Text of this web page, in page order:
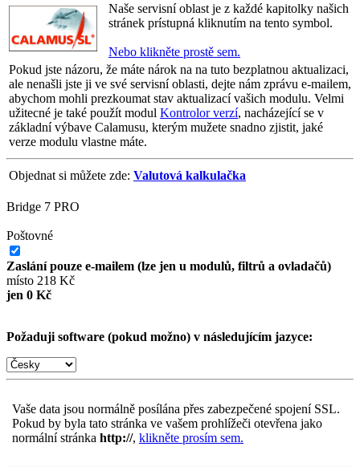
Naše servisní oblast je z každé kapitolky našich
stránek prístupná kliknutím na tento symbol.
Nebo klikněte prostě sem.
Pokud jste názoru, že máte nárok na na tuto bezplatnou aktualizaci,
ale nenašli jste ji ve své servisní oblasti, dejte nám zprávu e-mailem,
abychom mohli prezkoumat stav aktualizací vašich modulu. Velmi
užitecné je také použít modul Kontrolor verzí, nacházející se v
základní výbave Calamusu, kterým mužete snadno zjistit, jaké
verze modulu vlastne máte.
Objednat si můžete zde: Valutová kalkulačka
Bridge 7 PRO
Poštovné
Zaslání pouze e-mailem (lze jen u modulů, filtrů a ovladačů)
místo 218 Kč
jen 0 Kč
Požaduji software (pokud možno) v následujícím jazyce:
Vaše data jsou normálně posílána přes zabezpečené spojení SSL.
Pokud by byla tato stránka ve vašem prohlížeči otevřena jako
normální stránka http://, klikněte prosím sem.